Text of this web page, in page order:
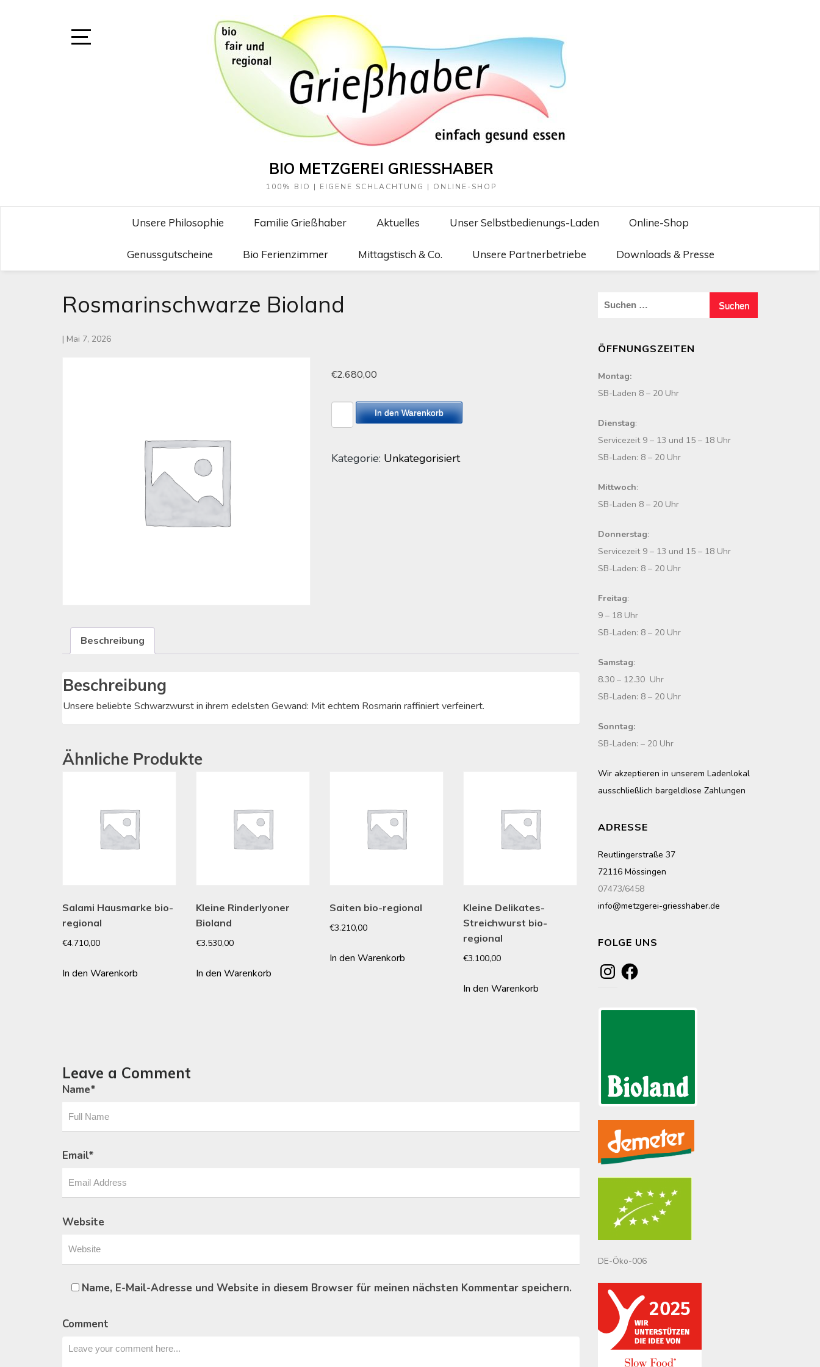
BIO METZGEREI GRIESSHABER
100% BIO | EIGENE SCHLACHTUNG | ONLINE-SHOP
Unsere Philosophie Familie Grießhaber Aktuelles Unser Selbstbedienungs-Laden Online-Shop
Genussgutscheine Bio Ferienzimmer Mittagstisch & Co. Unsere Partnerbetriebe Downloads & Presse
Rosmarinschwarze Bioland
| Mai 7, 2026
€2.680,00
Rosmarinschwarze
Bioland
In den Warenkorb
Kategorie: Unkategorisiert
Beschreibung
Beschreibung
Unsere beliebte Schwarzwurst in ihrem edelsten Gewand: Mit echtem Rosmarin raffiniert verfeinert.
Ähnliche Produkte
Salami Hausmarke bio-
regional
€4.710,00
In den Warenkorb
Kleine Rinderlyoner
Bioland
€3.530,00
In den Warenkorb
Saiten bio-regional
€3.210,00
In den Warenkorb
Kleine Delikates-
Streichwurst bio-
regional
€3.100,00
In den Warenkorb
Leave a Comment
Name*
Email*
Website
Name, E-Mail-Adresse und Website in diesem Browser für meinen nächsten Kommentar speichern.
Comment
h
a
c
h
ÖFFNUNGSZEITEN
Montag:
SB-Laden 8 – 20 Uhr
Dienstag:
Servicezeit 9 – 13 und 15 – 18 Uhr
SB-Laden: 8 – 20 Uhr
Mittwoch:
SB-Laden 8 – 20 Uhr
Donnerstag:
Servicezeit 9 – 13 und 15 – 18 Uhr
SB-Laden: 8 – 20 Uhr
Freitag:
9 – 18 Uhr
SB-Laden: 8 – 20 Uhr
Samstag:
8.30 – 12.30 Uhr
SB-Laden: 8 – 20 Uhr
Sonntag:
SB-Laden: – 20 Uhr
Wir akzeptieren in unserem Ladenlokal
ausschließlich bargeldlose Zahlungen
ADRESSE
Reutlingerstraße 37
72116 Mössingen
07473/6458
info@metzgerei-griesshaber.de
FOLGE UNS
InstagramFacebook
DE-Öko-006